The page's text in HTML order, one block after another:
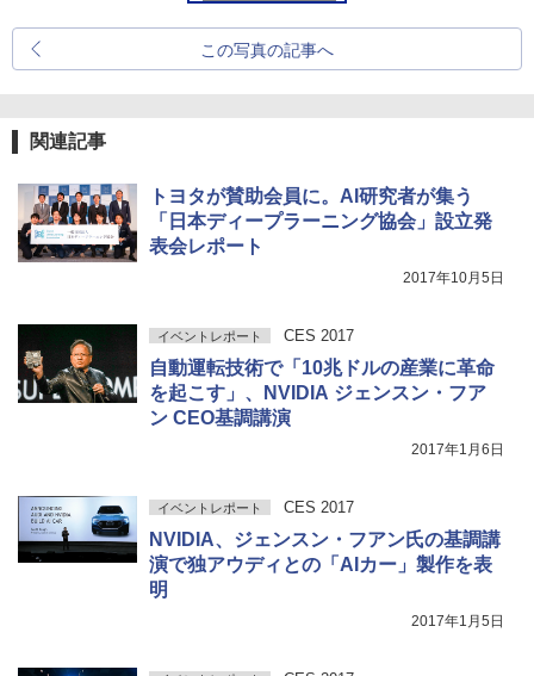
この写真の記事へ
関連記事
トヨタが賛助会員に。AI研究者が集う
「日本ディープラーニング協会」設立発
表会レポート
2017年10月5日
イベントレポート CES 2017
自動運転技術で「10兆ドルの産業に革命
を起こす」、NVIDIA ジェンスン・フア
ン CEO基調講演
2017年1月6日
イベントレポート CES 2017
NVIDIA、ジェンスン・フアン氏の基調講
演で独アウディとの「AIカー」製作を表
明
2017年1月5日